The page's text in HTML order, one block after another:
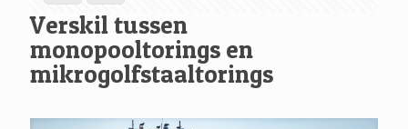
Verskil tussen
monopooltorings en
mikrogolfstaaltorings